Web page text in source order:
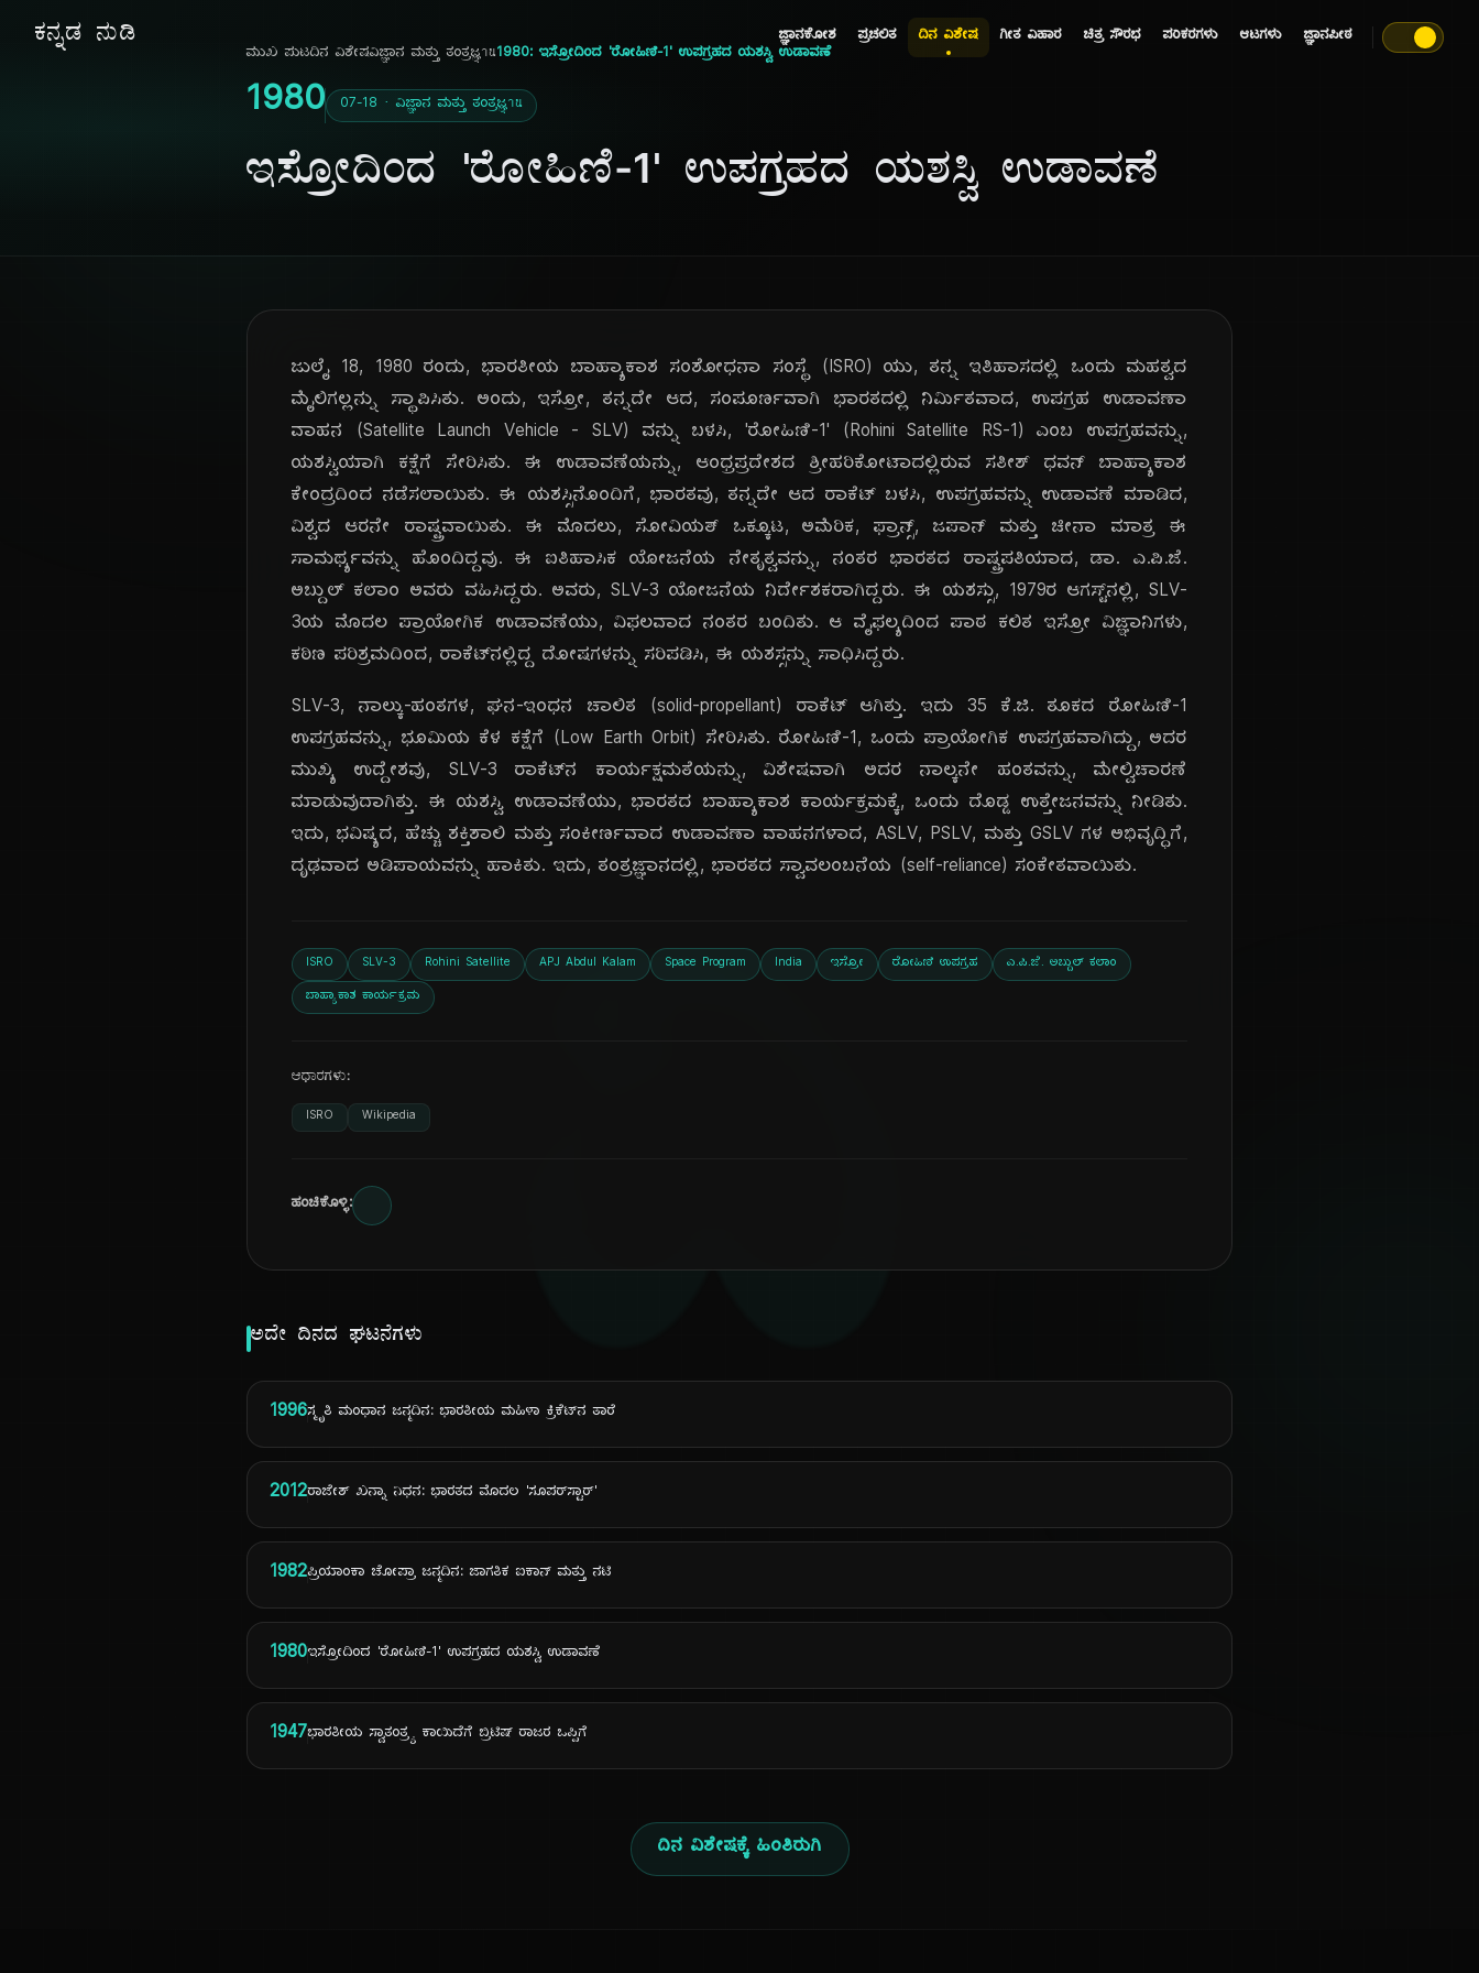
ಕನ್ನಡ ನುಡಿ ಜ್ಞಾನಕೋಶ ಪ್ರಚಲಿತ ದಿನ ವಿಶೇಷ ಗೀತ ವಿಹಾರ ಚಿತ್ರ ಸೌರಭ ಪರಿಕರಗಳು ಆಟಗಳು ಜ್ಞಾನಪೀಠ
ದಿ
ಮುಖ ಪುಟದಿನ ವಿಶೇಷವಿಜ್ಞಾನ ಮತ್ತು ತಂತ್ರಜ್ಞาน1980: ಇಸ್ರೋದಿಂದ 'ರೋಹಿಣಿ-1' ಉಪಗ್ರಹದ ಯಶಸ್ವಿ ಉಡಾವಣೆ
1980 07-18 · ವಿಜ್ಞಾನ ಮತ್ತು ತಂತ್ರಜ್ಞาน
ಇಸ್ರೋದಿಂದ 'ರೋಹಿಣಿ-1' ಉಪಗ್ರಹದ ಯಶಸ್ವಿ ಉಡಾವಣೆ
ಜುಲೈ 18, 1980 ರಂದು, ಭಾರತೀಯ ಬಾಹ್ಯಾಕಾಶ ಸಂಶೋಧನಾ ಸಂಸ್ಥೆ (ISRO) ಯು, ತನ್ನ ಇತಿಹಾಸದಲ್ಲಿ ಒಂದು ಮಹತ್ವದ
ಮೈಲಿಗಲ್ಲನ್ನು ಸ್ಥಾಪಿಸಿತು. ಅಂದು, ಇಸ್ರೋ, ತನ್ನದೇ ಆದ, ಸಂಪೂರ್ಣವಾಗಿ ಭಾರತದಲ್ಲಿ ನಿರ್ಮಿತವಾದ, ಉಪಗ್ರಹ ಉಡಾವಣಾ
ವಾಹನ (Satellite Launch Vehicle - SLV) ವನ್ನು ಬಳಸಿ, 'ರೋಹಿಣಿ-1' (Rohini Satellite RS-1) ಎಂಬ ಉಪಗ್ರಹವನ್ನು,
ಯಶಸ್ವಿಯಾಗಿ ಕಕ್ಷೆಗೆ ಸೇರಿಸಿತು. ಈ ಉಡಾವಣೆಯನ್ನು, ಆಂಧ್ರಪ್ರದೇಶದ ಶ್ರೀಹರಿಕೋಟಾದಲ್ಲಿರುವ ಸತೀಶ್ ಧವನ್ ಬಾಹ್ಯಾಕಾಶ
ಕೇಂದ್ರದಿಂದ ನಡೆಸಲಾಯಿತು. ಈ ಯಶಸ್ಸಿನೊಂದಿಗೆ, ಭಾರತವು, ತನ್ನದೇ ಆದ ರಾಕೆಟ್ ಬಳಸಿ, ಉಪಗ್ರಹವನ್ನು ಉಡಾವಣೆ ಮಾಡಿದ,
ವಿಶ್ವದ ಆರನೇ ರಾಷ್ಟ್ರವಾಯಿತು. ಈ ಮೊದಲು, ಸೋವಿಯತ್ ಒಕ್ಕೂಟ, ಅಮೆರಿಕ, ಫ್ರಾನ್ಸ್, ಜಪಾನ್ ಮತ್ತು ಚೀನಾ ಮಾತ್ರ ಈ
ಸಾಮರ್ಥ್ಯವನ್ನು ಹೊಂದಿದ್ದವು. ಈ ಐತಿಹಾಸಿಕ ಯೋಜನೆಯ ನೇತೃತ್ವವನ್ನು, ನಂತರ ಭಾರತದ ರಾಷ್ಟ್ರಪತಿಯಾದ, ಡಾ. ಎ.ಪಿ.ಜೆ.
ಅಬ್ದುಲ್ ಕಲಾಂ ಅವರು ವಹಿಸಿದ್ದರು. ಅವರು, SLV-3 ಯೋಜನೆಯ ನಿರ್ದೇಶಕರಾಗಿದ್ದರು. ಈ ಯಶಸ್ಸು, 1979ರ ಆಗಸ್ಟ್‌ನಲ್ಲಿ, SLV-
3ಯ ಮೊದಲ ಪ್ರಾಯೋಗಿಕ ಉಡಾವಣೆಯು, ವಿಫಲವಾದ ನಂತರ ಬಂದಿತು. ಆ ವೈಫಲ್ಯದಿಂದ ಪಾಠ ಕಲಿತ ಇಸ್ರೋ ವಿಜ್ಞಾನಿಗಳು,
ಕಠಿಣ ಪರಿಶ್ರಮದಿಂದ, ರಾಕೆಟ್‌ನಲ್ಲಿದ್ದ ದೋಷಗಳನ್ನು ಸರಿಪಡಿಸಿ, ಈ ಯಶಸ್ಸನ್ನು ಸಾಧಿಸಿದ್ದರು.
SLV-3, ನಾಲ್ಕು-ಹಂತಗಳ, ಘನ-ಇಂಧನ ಚಾಲಿತ (solid-propellant) ರಾಕೆಟ್ ಆಗಿತ್ತು. ಇದು 35 ಕೆ.ಜಿ. ತೂಕದ ರೋಹಿಣಿ-1
ಉಪಗ್ರಹವನ್ನು, ಭೂಮಿಯ ಕೆಳ ಕಕ್ಷೆಗೆ (Low Earth Orbit) ಸೇರಿಸಿತು. ರೋಹಿಣಿ-1, ಒಂದು ಪ್ರಾಯೋಗಿಕ ಉಪಗ್ರಹವಾಗಿದ್ದು, ಅದರ
ಮುಖ್ಯ ಉದ್ದೇಶವು, SLV-3 ರಾಕೆಟ್‌ನ ಕಾರ್ಯಕ್ಷಮತೆಯನ್ನು, ವಿಶೇಷವಾಗಿ ಅದರ ನಾಲ್ಕನೇ ಹಂತವನ್ನು, ಮೇಲ್ವಿಚಾರಣೆ
ಮಾಡುವುದಾಗಿತ್ತು. ಈ ಯಶಸ್ವಿ ಉಡಾವಣೆಯು, ಭಾರತದ ಬಾಹ್ಯಾಕಾಶ ಕಾರ್ಯಕ್ರಮಕ್ಕೆ, ಒಂದು ದೊಡ್ಡ ಉತ್ತೇಜನವನ್ನು ನೀಡಿತು.
ಇದು, ಭವಿಷ್ಯದ, ಹೆಚ್ಚು ಶಕ್ತಿಶಾಲಿ ಮತ್ತು ಸಂಕೀರ್ಣವಾದ ಉಡಾವಣಾ ವಾಹನಗಳಾದ, ASLV, PSLV, ಮತ್ತು GSLV ಗಳ ಅಭಿವೃದ್ಧಿಗೆ,
ದೃಢವಾದ ಅಡಿಪಾಯವನ್ನು ಹಾಕಿತು. ಇದು, ತಂತ್ರಜ್ಞಾನದಲ್ಲಿ, ಭಾರತದ ಸ್ವಾವಲಂಬನೆಯ (self-reliance) ಸಂಕೇತವಾಯಿತು.
ISRO SLV-3 Rohini Satellite APJ Abdul Kalam Space Program India ಇಸ್ರೋ ರೋಹಿಣಿ ಉಪಗ್ರಹ ಎ.ಪಿ.ಜೆ. ಅಬ್ದುಲ್ ಕಲಾಂ
ಬಾಹ್ಯಾಕಾಶ ಕಾರ್ಯಕ್ರಮ
ಆಧಾರಗಳು:
ISRO Wikipedia
ಹಂಚಿಕೊಳ್ಳಿ:
ಅದೇ ದಿನದ ಘಟನೆಗಳು
1996ಸ್ಮೃತಿ ಮಂಧಾನ ಜನ್ಮದಿನ: ಭಾರತೀಯ ಮಹಿಳಾ ಕ್ರಿಕೆಟ್‌ನ ತಾರೆ
2012ರಾಜೇಶ್ ಖನ್ನಾ ನಿಧನ: ಭಾರತದ ಮೊದಲ 'ಸೂಪರ್‌ಸ್ಟಾರ್'
1982ಪ್ರಿಯಾಂಕಾ ಚೋಪ್ರಾ ಜನ್ಮದಿನ: ಜಾಗತಿಕ ಐಕಾನ್ ಮತ್ತು ನಟಿ
1980ಇಸ್ರೋದಿಂದ 'ರೋಹಿಣಿ-1' ಉಪಗ್ರಹದ ಯಶಸ್ವಿ ಉಡಾವಣೆ
1947ಭಾರತೀಯ ಸ್ವಾತಂತ್ರ್ಯ ಕಾಯಿದೆಗೆ ಬ್ರಿಟಿಷ್ ರಾಜರ ಒಪ್ಪಿಗೆ
ದಿನ ವಿಶೇಷಕ್ಕೆ ಹಿಂತಿರುಗಿ